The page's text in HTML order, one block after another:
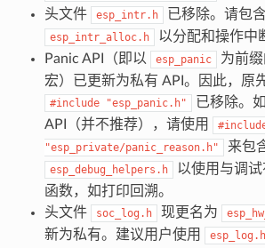
头文件
esp_intr.h 已移除。请包
esp_intr_alloc.h
以分配和操作中
Panic API（即以
esp_panic
为前
宏）已更新为私有 API。因此，原
#include "esp_panic.h"
已移除。
API（并不推荐），请使用
"esp_private/panic_reason.h"
来包
esp_debug_helpers.h
以使用与调
函数，如打印回溯。
头文件
soc_log.h 现更名为
新为私有。建议用户使用
esp_log.h